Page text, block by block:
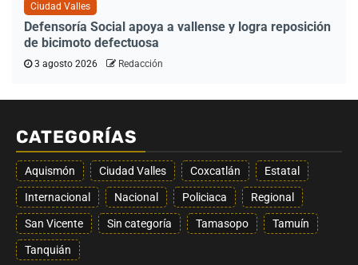
Ciudad Valles
Defensoría Social apoya a vallense y logra reposición
de bicimoto defectuosa
3 agosto 2026 Redacción
CATEGORÍAS
Aquismón Ciudad Valles Coxcatlán Estatal
Internacional Nacional Policiaca Regional
San Vicente Sin categoría Tamasopo Tamuín
Tanquián